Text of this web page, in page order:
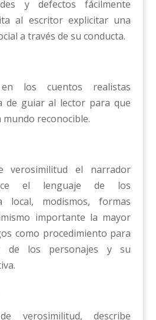
y defectos fácilmente
al escritor explicitar una
a través de su conducta.
los cuentos realistas
de guiar al lector para que
reconocible.
verosimilitud el narrador
el lenguaje de los
local, modismos, formas
importante la mayor
como procedimiento para
de los personajes y su
verosimilitud, describe